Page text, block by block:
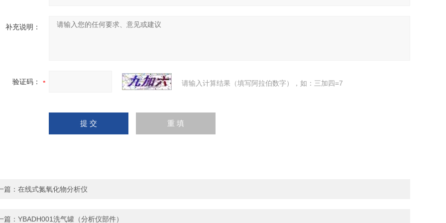
补充说明：
验证码： 请输入计算结果（填写阿拉伯数字），如：三加四=7
篇： 在线式氮氧化物分析仪
篇： YBADH001洗气罐（分析仪部件）